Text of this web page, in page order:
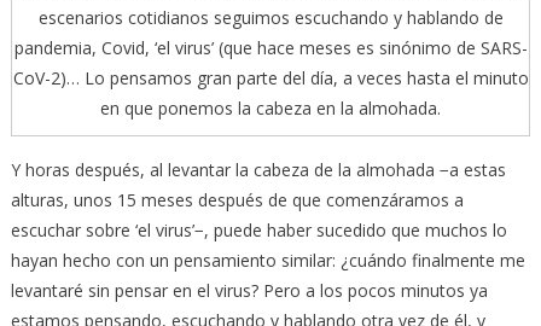
escenarios cotidianos seguimos escuchando y hablando de
pandemia, Covid, ‘el virus’ (que hace meses es sinónimo de SARS-
CoV-2)… Lo pensamos gran parte del día, a veces hasta el minuto
en que ponemos la cabeza en la almohada.
Y horas después, al levantar la cabeza de la almohada −a estas
alturas, unos 15 meses después de que comenzáramos a
escuchar sobre ‘el virus’−, puede haber sucedido que muchos lo
hayan hecho con un pensamiento similar: ¿cuándo finalmente me
levantaré sin pensar en el virus? Pero a los pocos minutos ya
estamos pensando, escuchando y hablando otra vez de él, y